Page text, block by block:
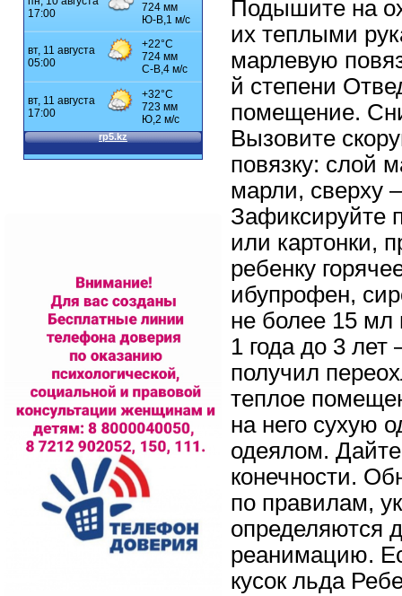
Подышите на
их теплыми
марлевую
й степени
помещение.
Вызовите
повязку: слой
марли, сверху
Зафиксируйте
или картонки,
ребенку
ибупрофен,
не более 15 мл
1 года до 3
получил
теплое
на него сухую
одеялом.
конечности.
по правилам,
определяются
реанимацию.
кусок льда